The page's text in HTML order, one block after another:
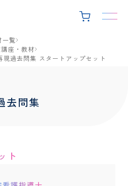
一覧
座・教材
過去問集 スタートアップセット
去問集
ト